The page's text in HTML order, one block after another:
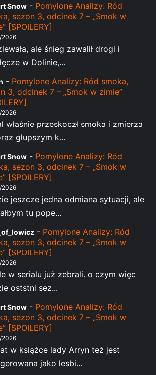
Snow - Pomylone Analizy: Ród
sezon 3, odcinek 7 – „Smok w
[SPOILERY]
2026
ale śnieg zawalił drogi i
w Dolinie,...
- Pomylone Analizy: Ród smoka,
3, odcinek 7 – „Smok w zimie”
2026
właśnie przeskoczł smoka i zmierza
głupszym k...
Snow - Pomylone Analizy: Ród
sezon 3, odcinek 7 – „Smok w
[SPOILERY]
2026
jeszcze jedna odmiana sytuacji, ale
tu pope...
- Pomylone Analizy: Ród
sezon 3, odcinek 7 – „Smok w
[SPOILERY]
2026
w serialu już zebrali. o czym więc
oststni sez...
Snow - Pomylone Analizy: Ród
sezon 3, odcinek 7 – „Smok w
[SPOILERY]
2026
w książce lady Arryn też jest
jako lesbi...